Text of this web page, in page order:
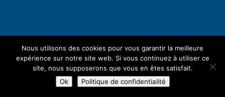
Nous utilisons des cookies pour vous garantir la meilleure
expérience sur notre site web. Si vous continuez à utiliser ce
site, nous supposerons que vous en êtes satisfait.
Ok
Politique de confidentialité